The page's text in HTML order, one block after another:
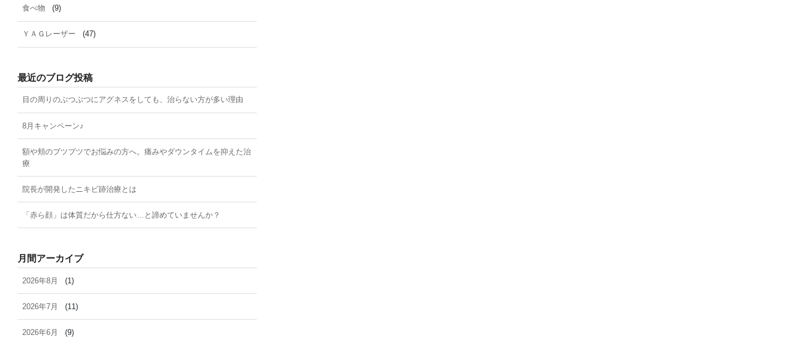
食べ物 (9)
ＹＡＧレーザー (47)
最近のブログ投稿
目の周りのぶつぶつにアグネスをしても、治らない方が多い理由
8月キャンペーン♪
額や頬のブツブツでお悩みの方へ。痛みやダウンタイムを抑えた治
療
院長が開発したニキビ跡治療とは
「赤ら顔」は体質だから仕方ない…と諦めていませんか？
月間アーカイブ
2026年8月 (1)
2026年7月 (11)
2026年6月 (9)